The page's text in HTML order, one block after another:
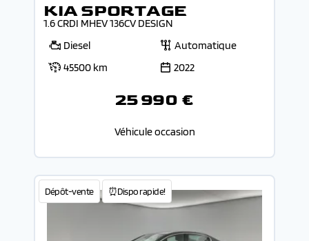
KIA SPORTAGE
1.6 CRDI MHEV 136CV DESIGN
Diesel
Automatique
45500 km
2022
25 990 €
Véhicule occasion
Dépôt-vente ⏰Dispo rapide!